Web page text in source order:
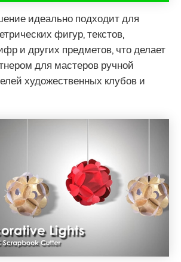
идеально подходит для
фигур, текстов,
и других предметов, что делает
для мастеров ручной
художественных клубов и